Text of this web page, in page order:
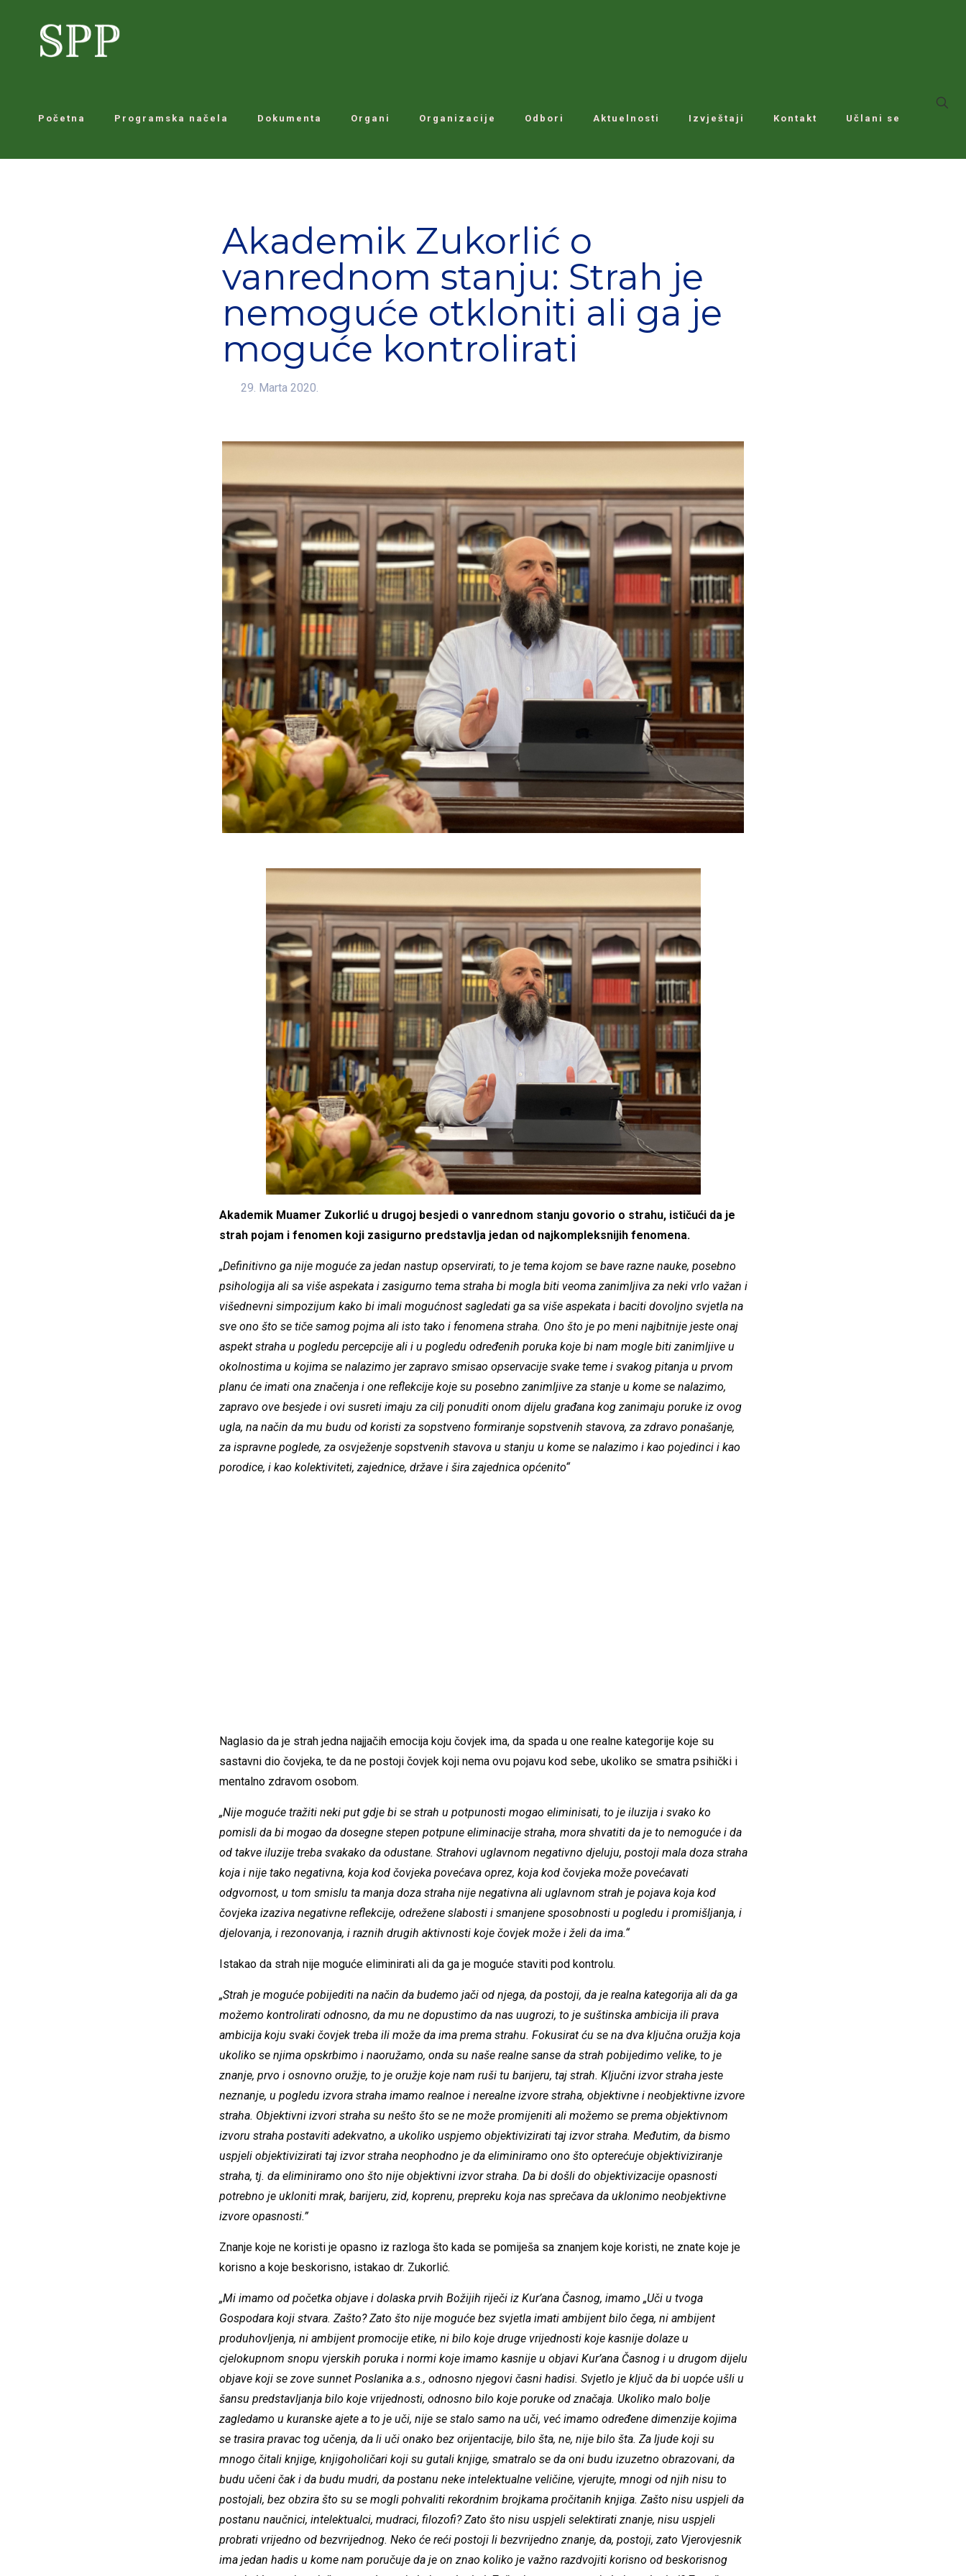
Početna Programska načela Dokumenta Organi Organizacije Odbori Aktuelnosti Izvještaji Kontakt Učlani se
Akademik Zukorlić o
vanrednom stanju: Strah je
nemoguće otkloniti ali ga je
moguće kontrolirati
29. Marta 2020.
Akademik Muamer Zukorlić u drugoj besjedi o vanrednom stanju govorio o strahu, ističući da je
strah pojam i fenomen koji zasigurno predstavlja jedan od najkompleksnijih fenomena.
„Definitivno ga nije moguće za jedan nastup opservirati, to je tema kojom se bave razne nauke, posebno
psihologija ali sa više aspekata i zasigurno tema straha bi mogla biti veoma zanimljiva za neki vrlo važan i
višednevni simpozijum kako bi imali mogućnost sagledati ga sa više aspekata i baciti dovoljno svjetla na
sve ono što se tiče samog pojma ali isto tako i fenomena straha. Ono što je po meni najbitnije jeste onaj
aspekt straha u pogledu percepcije ali i u pogledu određenih poruka koje bi nam mogle biti zanimljive u
okolnostima u kojima se nalazimo jer zapravo smisao opservacije svake teme i svakog pitanja u prvom
planu će imati ona značenja i one reflekcije koje su posebno zanimljive za stanje u kome se nalazimo,
zapravo ove besjede i ovi susreti imaju za cilj ponuditi onom dijelu građana kog zanimaju poruke iz ovog
ugla, na način da mu budu od koristi za sopstveno formiranje sopstvenih stavova, za zdravo ponašanje,
za ispravne poglede, za osvježenje sopstvenih stavova u stanju u kome se nalazimo i kao pojedinci i kao
porodice, i kao kolektiviteti, zajednice, države i šira zajednica općenito“
Naglasio da je strah jedna najjačih emocija koju čovjek ima, da spada u one realne kategorije koje su
sastavni dio čovjeka, te da ne postoji čovjek koji nema ovu pojavu kod sebe, ukoliko se smatra psihički i
mentalno zdravom osobom.
„Nije moguće tražiti neki put gdje bi se strah u potpunosti mogao eliminisati, to je iluzija i svako ko
pomisli da bi mogao da dosegne stepen potpune eliminacije straha, mora shvatiti da je to nemoguće i da
od takve iluzije treba svakako da odustane. Strahovi uglavnom negativno djeluju, postoji mala doza straha
koja i nije tako negativna, koja kod čovjeka povećava oprez, koja kod čovjeka može povećavati
odgvornost, u tom smislu ta manja doza straha nije negativna ali uglavnom strah je pojava koja kod
čovjeka izaziva negativne reflekcije, odrežene slabosti i smanjene sposobnosti u pogledu i promišljanja, i
djelovanja, i rezonovanja, i raznih drugih aktivnosti koje čovjek može i želi da ima.“
Istakao da strah nije moguće eliminirati ali da ga je moguće staviti pod kontrolu.
„Strah je moguće pobijediti na način da budemo jači od njega, da postoji, da je realna kategorija ali da ga
možemo kontrolirati odnosno, da mu ne dopustimo da nas uugrozi, to je suštinska ambicija ili prava
ambicija koju svaki čovjek treba ili može da ima prema strahu. Fokusirat ću se na dva ključna oružja koja
ukoliko se njima opskrbimo i naoružamo, onda su naše realne sanse da strah pobijedimo velike, to je
znanje, prvo i osnovno oružje, to je oružje koje nam ruši tu barijeru, taj strah. Ključni izvor straha jeste
neznanje, u pogledu izvora straha imamo realnoe i nerealne izvore straha, objektivne i neobjektivne izvore
straha. Objektivni izvori straha su nešto što se ne može promijeniti ali možemo se prema objektivnom
izvoru straha postaviti adekvatno, a ukoliko uspjemo objektivizirati taj izvor straha. Međutim, da bismo
uspjeli objektivizirati taj izvor straha neophodno je da eliminiramo ono što opterećuje objektiviziranje
straha, tj. da eliminiramo ono što nije objektivni izvor straha. Da bi došli do objektivizacije opasnosti
potrebno je ukloniti mrak, barijeru, zid, koprenu, prepreku koja nas sprečava da uklonimo neobjektivne
izvore opasnosti.”
Znanje koje ne koristi je opasno iz razloga što kada se pomiješa sa znanjem koje koristi, ne znate koje je
korisno a koje beskorisno, istakao dr. Zukorlić.
„Mi imamo od početka objave i dolaska prvih Božijih riječi iz Kur’ana Časnog, imamo „Uči u tvoga
Gospodara koji stvara. Zašto? Zato što nije moguće bez svjetla imati ambijent bilo čega, ni ambijent
produhovljenja, ni ambijent promocije etike, ni bilo koje druge vrijednosti koje kasnije dolaze u
cjelokupnom snopu vjerskih poruka i normi koje imamo kasnije u objavi Kur’ana Časnog i u drugom dijelu
objave koji se zove sunnet Poslanika a.s., odnosno njegovi časni hadisi. Svjetlo je ključ da bi uopće ušli u
šansu predstavljanja bilo koje vrijednosti, odnosno bilo koje poruke od značaja. Ukoliko malo bolje
zagledamo u kuranske ajete a to je uči, nije se stalo samo na uči, već imamo određene dimenzije kojima
se trasira pravac tog učenja, da li uči onako bez orijentacije, bilo šta, ne, nije bilo šta. Za ljude koji su
mnogo čitali knjige, knjigoholičari koji su gutali knjige, smatralo se da oni budu izuzetno obrazovani, da
budu učeni čak i da budu mudri, da postanu neke intelektualne veličine, vjerujte, mnogi od njih nisu to
postojali, bez obzira što su se mogli pohvaliti rekordnim brojkama pročitanih knjiga. Zašto nisu uspjeli da
postanu naučnici, intelektualci, mudraci, filozofi? Zato što nisu uspjeli selektirati znanje, nisu uspjeli
probrati vrijedno od bezvrijednog. Neko će reći postoji li bezvrijedno znanje, da, postoji, zato Vjerovjesnik
ima jedan hadis u kome nam poručuje da je on znao koliko je važno razdvojiti korisno od beskorisnog